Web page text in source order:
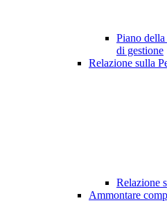
Piano
di gestione
Relazione sulla
Relazione
Ammontare